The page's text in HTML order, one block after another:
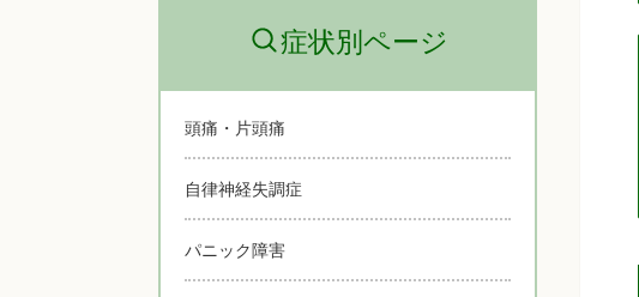
症状別ページ
頭痛・片頭痛
自律神経失調症
パニック障害